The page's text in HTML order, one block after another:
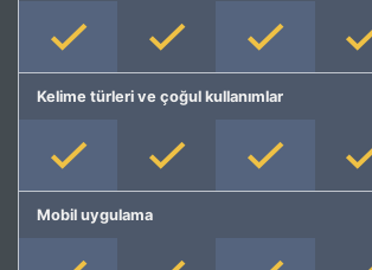
Kelime türleri ve çoğul kullanımlar
Mobil uygulama